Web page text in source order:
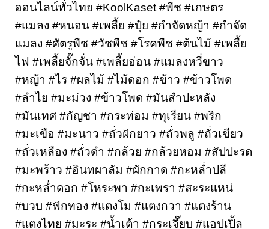
ออนไลน์ทั่วไทย #KoolKaset #พืช #เกษตร
#แมลง #หนอน #เพลี้ย #ปุ๋ย #กำจัดหญ้า #กำจัด
แมลง #ศัตรูพืช #วัชพืช #โรคพืช #ต้นไม้ #เพลี้ย
ไฟ #เพลี้ยจั๊กจั่น #เพลี้ยอ่อน #แมลงหวี่ขาว
#หญ้า #ไร #ผลไม้ #ไม้ดอก #ข้าว #ข้าวโพด
#ลำไย #มะม่วง #ข้าวโพด #มันสำปะหลัง
#มันเทศ #กัญชา #กระท่อม #ทุเรียน #พริก
#มะเขือ #มะนาว #ถั่วฝักยาว #ถั่วพลู #ถั่วเขียว
#ถั่วเหลือง #ถั่วดำ #กล้วย #กล้วยหอม #สัปปะรด
#มะพร้าว #อินทผาลัม #ผักกาด #กะหล่ำปลี
#กะหล่ำดอก #โหระพา #กะเพรา #สะระแหน่
#บวบ #ฟักทอง #แตงโม #แตงกวา #แตงร้าน
#แตงไทย #มะระ #น้ำเต้า #กระเจี๊ยบ #แอปเปิ้ล